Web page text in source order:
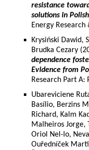
resistance
solutions in
Energy Research
Krysiński Dawid,
Brudka Cezary
dependence
Evidence from
Research Part A:
Ubareviciene
Basílio, Berzins
Richard, Kalm
Malheiros Jorge,
Oriol Nel-lo,
Ouředníček